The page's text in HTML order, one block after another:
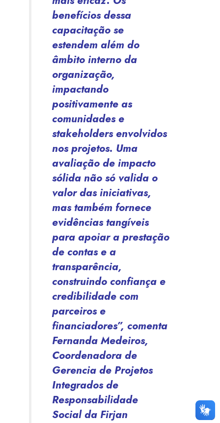
benefícios dessa
capacitação se
estendem além do
âmbito interno da
organização,
impactando
positivamente as
comunidades e
stakeholders envolvidos
nos projetos. Uma
avaliação de impacto
sólida não só valida o
valor das iniciativas,
mas também fornece
evidências tangíveis
para apoiar a prestação
de contas e a
transparência,
construindo confiança e
credibilidade com
parceiros e
financiadores”, comenta
Fernanda Medeiros,
Coordenadora de
Gerencia de Projetos
Integrados de
Responsabilidade
Social da Firjan